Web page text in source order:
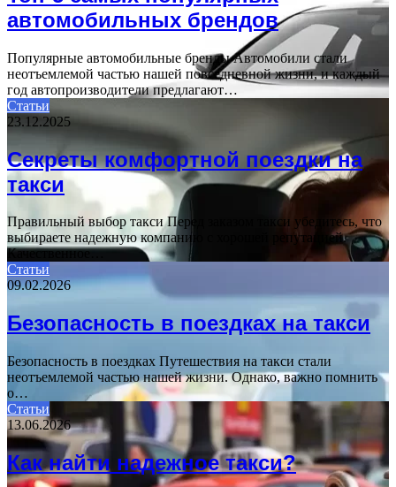
автомобильных брендов
Популярные автомобильные бренды Автомобили стали
неотъемлемой частью нашей повседневной жизни, и каждый
год автопроизводители предлагают…
Статьи
23.12.2025
Секреты комфортной поездки на
такси
Правильный выбор такси Перед заказом такси убедитесь, что
выбираете надежную компанию с хорошей репутацией.
Качественное…
Статьи
09.02.2026
Безопасность в поездках на такси
Безопасность в поездках Путешествия на такси стали
неотъемлемой частью нашей жизни. Однако, важно помнить
о…
Статьи
13.06.2026
Как найти надежное такси?